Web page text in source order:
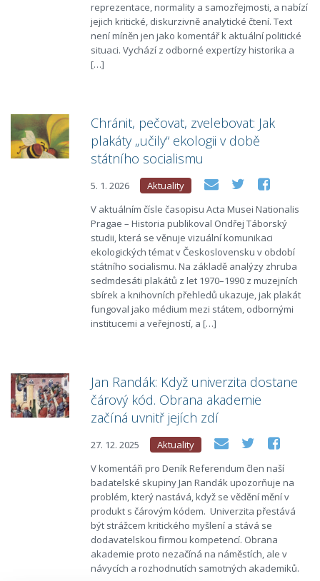
reprezentace, normality a samozřejmosti, a nabízí
jejich kritické, diskurzivně analytické čtení. Text
není míněn jen jako komentář k aktuální politické
situaci. Vychází z odborné expertízy historika a
[…]
Chránit, pečovat, zvelebovat: Jak
plakáty „učily“ ekologii v době
státního socialismu
5. 1. 2026
Aktuality
V aktuálním čísle časopisu Acta Musei Nationalis
Pragae – Historia publikoval Ondřej Táborský
studii, která se věnuje vizuální komunikaci
ekologických témat v Československu v období
státního socialismu. Na základě analýzy zhruba
sedmdesáti plakátů z let 1970–1990 z muzejních
sbírek a knihovních přehledů ukazuje, jak plakát
fungoval jako médium mezi státem, odbornými
institucemi a veřejností, a […]
Jan Randák: Když univerzita dostane
čárový kód. Obrana akademie
začíná uvnitř jejích zdí
27. 12. 2025
Aktuality
V komentáři pro Deník Referendum člen naší
badatelské skupiny Jan Randák upozorňuje na
problém, který nastává, když se vědění mění v
produkt s čárovým kódem. Univerzita přestává
být strážcem kritického myšlení a stává se
dodavatelskou firmou kompetencí. Obrana
akademie proto nezačíná na náměstích, ale v
návycích a rozhodnutích samotných akademiků.